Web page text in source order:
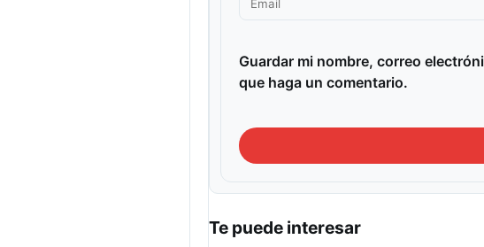
Guardar mi nombre, correo
que haga un comentario.
Te puede interesar